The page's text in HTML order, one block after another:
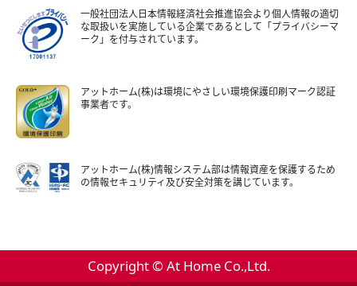
一般社団法人日本情報経済社会推進協会より個人情報の適切
な取扱いを実施している企業であるとして「プライバシーマ
ーク」を付与されています。
アットホーム(株)は環境にやさしい環境保護印刷マーク認証
事業者です。
アットホーム(株)情報システム部は情報資産を保護するため
の情報セキュリティ及び安全対策を講じています。
Copyright © At Home Co.,Ltd.